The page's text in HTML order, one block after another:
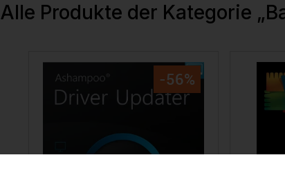
Alle Produkte der Kategorie
-56%